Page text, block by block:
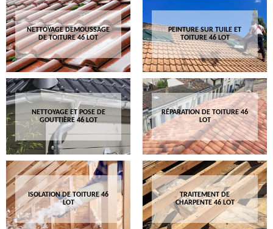
NETTOYAGE DEMOUSSAGE
DE TOITURE 46 LOT
PEINTURE SUR TUILE ET
TOITURE 46 LOT
NETTOYAGE ET POSE DE
GOUTTIÈRE 46 LOT
RÉPARATION DE TOITURE 46
LOT
ISOLATION DE TOITURE 46
LOT
TRAITEMENT DE
CHARPENTE 46 LOT